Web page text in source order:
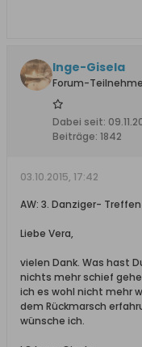
Inge-Gisela
Forum-
Dabei seit:
Beiträge: 1842
03.10.2015, 17:42
AW: 3. Danziger-
Liebe Vera,
vielen Dank. Was hast
nichts mehr schief
ich es wohl nicht mehr
dem Rückmarsch
wünsche ich.